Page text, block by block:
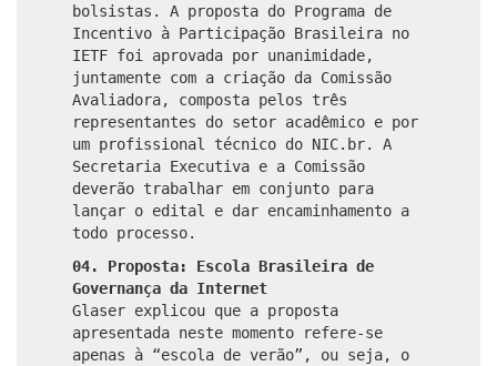
bolsistas. A proposta do Programa de
Incentivo à Participação Brasileira no
IETF foi aprovada por unanimidade,
juntamente com a criação da Comissão
Avaliadora, composta pelos três
representantes do setor acadêmico e por
um profissional técnico do NIC.br. A
Secretaria Executiva e a Comissão
deverão trabalhar em conjunto para
lançar o edital e dar encaminhamento a
todo processo.
04. Proposta: Escola Brasileira de
Governança da Internet
Glaser explicou que a proposta
apresentada neste momento refere-se
apenas à “escola de verão”, ou seja, o